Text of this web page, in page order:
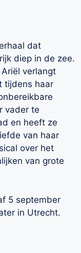
dat
diep in de zee.
verlangt
tijdens haar
vader te
en heeft ze
van haar
over het
van grote
5 september
in Utrecht.